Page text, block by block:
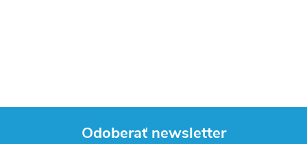
Odoberať newsletter